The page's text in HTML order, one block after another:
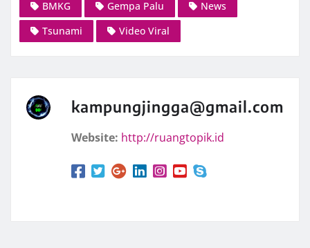
BMKG Gempa Palu
News
Tsunami
Video Viral
kampungjingga@gmail.com
Website: http://ruangtopik.id